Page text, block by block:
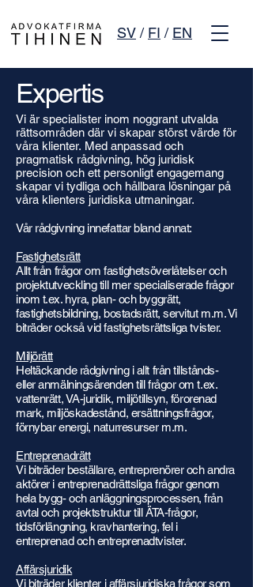
SV / FI / EN
Expertis
Vi är specialister inom noggrant utvalda
rättsområden där vi skapar störst värde för
våra klienter. Med anpassad och
pragmatisk rådgivning, hög juridisk
precision och ett personligt engagemang
skapar vi tydliga och hållbara lösningar på
våra klienters juridiska utmaningar.
Vår rådgivning innefattar bland annat:​
Fastighetsrätt
Allt från frågor om fastighetsöverlåtelser och
projektutveckling till mer specialiserade frågor
inom t.ex. hyra, plan- och byggrätt,
fastighetsbildning, bostadsrätt, servitut m.m. Vi
biträder också vid fastighetsrättsliga tvister.
Miljörätt
Heltäckande rådgivning i allt från tillstånds-
eller anmälningsärenden till frågor om t.ex.
vattenrätt, VA-juridik, miljötillsyn, förorenad
mark, miljöskadestånd, ersättningsfrågor,
förnybar energi, naturresurser m.m.
Entreprenadrätt
Vi biträder beställare, entreprenörer och andra
aktörer i entreprenadrättsliga frågor genom
hela bygg- och anläggningsprocessen, från
avtal och projektstruktur till ÄTA-frågor,
tidsförlängning, kravhantering, fel i
entreprenad och entreprenadtvister.
Affärsjuridik
Vi biträder klienter i affärsjuridiska frågor som